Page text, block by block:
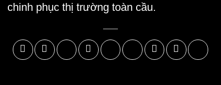
chinh phục thị trường toàn cầu.